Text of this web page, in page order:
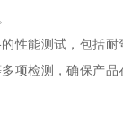
性能测试，包括
项检测，确保产